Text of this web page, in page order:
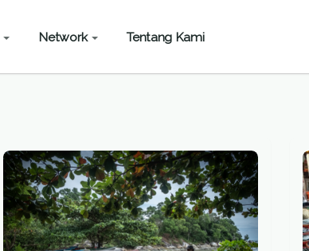
Network Tentang Kami